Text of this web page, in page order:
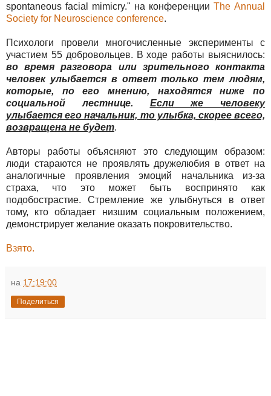
spontaneous facial mimicry." на конференции Тhe Аnnual
Society for Neuroscience conference.
Психологи провели многочисленные эксперименты с
участием 55 добровольцев. В ходе работы выяснилось:
во время разговора или зрительного контакта
человек улыбается в ответ только тем людям,
которые, по его мнению, находятся ниже по
социальной лестнице. Если же человеку
улыбается его начальник, то улыбка, скорее всего,
возвращена не будет.
Авторы работы объясняют это следующим образом:
люди стараются не проявлять дружелюбия в ответ на
аналогичные проявления эмоций начальника из-за
страха, что это может быть воспринято как
подобострастие. Стремление же улыбнуться в ответ
тому, кто обладает низшим социальным положением,
демонстрирует желание оказать покровительство.
Взято.
на 17:19:00
Поделиться